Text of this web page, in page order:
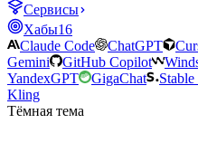
Сервисы
Хабы16
Claude Code
ChatGPT
Gemini
GitHub Copilot
YandexGPT
GigaChat
Kling
Тёмная тема